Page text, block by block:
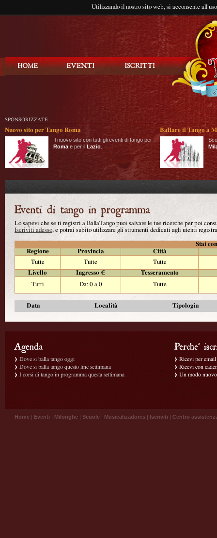
Utilizzando il nostro sito web, si acconsente
SPONSORIZZATE
Nuovo sito per Tango Roma
Il nuovo sito con tutti gli eventi di tango per
Roma e per il Lazio
Ballare il Tango a
Lo sapevi che se ti registri a BallaTango puoi salvare le tue ricerche per poi
Iscriviti adesso, e potrai subito utilizzare gli strumenti dedicati agli utenti
Stai
Regione
Provincia
Città
Tutte
Tutte
Tutte
Livello
Ingresso €
Tesseramento
Tutti
Da: 0 a 0 Tutte
Data Località Tipologia
Dove si balla tango oggi
Dove si balla tango questo fine settimana
I corsi di tango in programma questa settimana
Ricevi per
Ricevi con
Un modo
Home | Eventi | Milonghe | Scuole | Musicalizadores | Iscriviti | Centro